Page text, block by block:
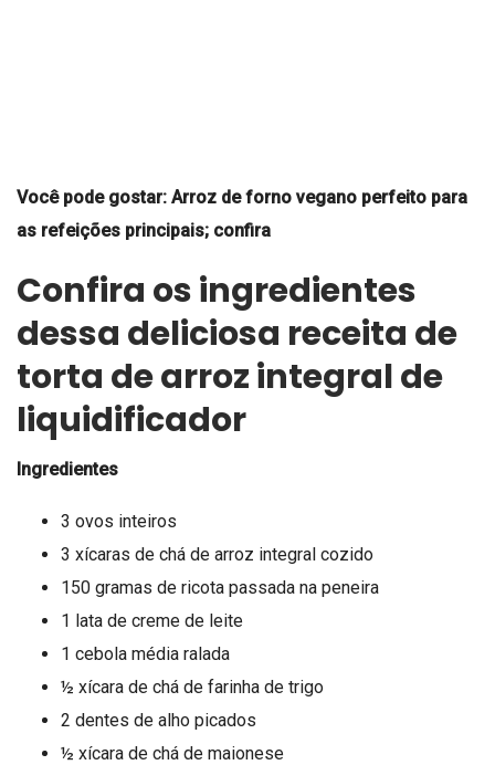
Você pode gostar: Arroz de forno vegano perfeito para
as refeições principais; confira
Confira os ingredientes
dessa deliciosa receita de
torta de arroz integral de
liquidificador
Ingredientes
3 ovos inteiros
3 xícaras de chá de arroz integral cozido
150 gramas de ricota passada na peneira
1 lata de creme de leite
1 cebola média ralada
½ xícara de chá de farinha de trigo
2 dentes de alho picados
½ xícara de chá de maionese